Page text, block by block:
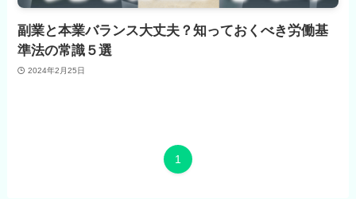
副業と本業バランス大丈夫？知っておくべき労働基
準法の常識５選
2024年2月25日
1